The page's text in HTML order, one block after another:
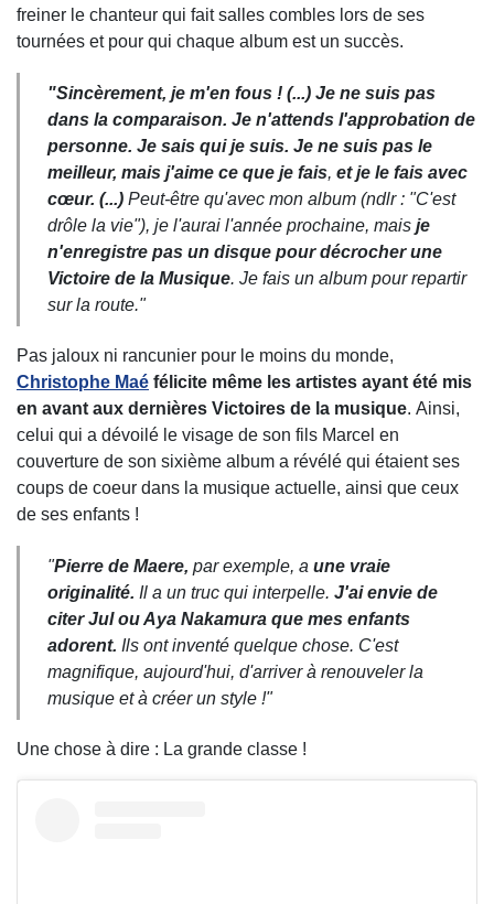
freiner le chanteur qui fait salles combles lors de ses
tournées et pour qui chaque album est un succès.
"Sincèrement, je m'en fous ! (...) Je ne suis pas
dans la comparaison. Je n'attends l'approbation de
personne. Je sais qui je suis. Je ne suis pas le
meilleur, mais j'aime ce que je fais, et je le fais avec
cœur. (...) Peut-être qu'avec mon album (ndlr : "C'est
drôle la vie"), je l'aurai l'année prochaine, mais je
n'enregistre pas un disque pour décrocher une
Victoire de la Musique. Je fais un album pour repartir
sur la route."
Pas jaloux ni rancunier pour le moins du monde,
Christophe Maé félicite même les artistes ayant été mis
en avant aux dernières Victoires de la musique. Ainsi,
celui qui a dévoilé le visage de son fils Marcel en
couverture de son sixième album a révélé qui étaient ses
coups de coeur dans la musique actuelle, ainsi que ceux
de ses enfants !
"Pierre de Maere, par exemple, a une vraie
originalité. Il a un truc qui interpelle. J'ai envie de
citer Jul ou Aya Nakamura que mes enfants
adorent. Ils ont inventé quelque chose. C'est
magnifique, aujourd'hui, d'arriver à renouveler la
musique et à créer un style !"
Une chose à dire : La grande classe !